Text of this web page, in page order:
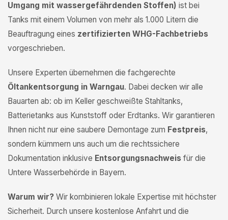
Umgang mit wassergefährdenden Stoffen) ist bei
Tanks mit einem Volumen von mehr als 1.000 Litern die
Beauftragung eines zertifizierten WHG-Fachbetriebs
vorgeschrieben.
Unsere Experten übernehmen die fachgerechte
Öltankentsorgung in Warngau. Dabei decken wir alle
Bauarten ab: ob im Keller geschweißte Stahltanks,
Batterietanks aus Kunststoff oder Erdtanks. Wir garantieren
Ihnen nicht nur eine saubere Demontage zum Festpreis,
sondern kümmern uns auch um die rechtssichere
Dokumentation inklusive Entsorgungsnachweis für die
Untere Wasserbehörde in Bayern.
Warum wir? Wir kombinieren lokale Expertise mit höchster
Sicherheit. Durch unsere kostenlose Anfahrt und die